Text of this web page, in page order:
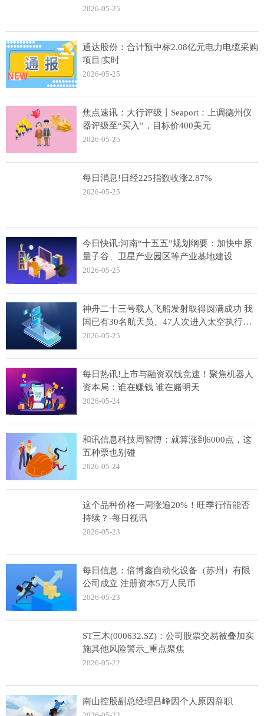
计划的公告
2026-05-25
通达股份：合计预中标2.08亿元电力电缆采购
项目|实时
2026-05-25
焦点速讯：大行评级丨Seaport：上调德州仪
器评级至“买入”，目标价400美元
2026-05-25
每日消息!日经225指数收涨2.87%
2026-05-25
今日快讯:河南“十五五”规划纲要：加快中原
量子谷、卫星产业园区等产业基地建设
2026-05-25
神舟二十三号载人飞船发射取得圆满成功 我
国已有30名航天员、47人次进入太空执行飞
行任务
2026-05-25
每日热讯!上市与融资双线竞速！聚焦机器人
资本局：谁在赚钱 谁在赌明天
2026-05-24
和讯信息科技周智博：就算涨到6000点，这
五种票也别碰
2026-05-24
这个品种价格一周涨逾20%！旺季行情能否
持续？-每日视讯
2026-05-23
每日信息：倍博鑫自动化设备（苏州）有限
公司成立 注册资本5万人民币
2026-05-23
ST三木(000632.SZ)：公司股票交易被叠加实
施其他风险警示_重点聚焦
2026-05-22
南山控股副总经理吕峰因个人原因辞职